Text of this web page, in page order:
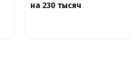
на 230 тысяч